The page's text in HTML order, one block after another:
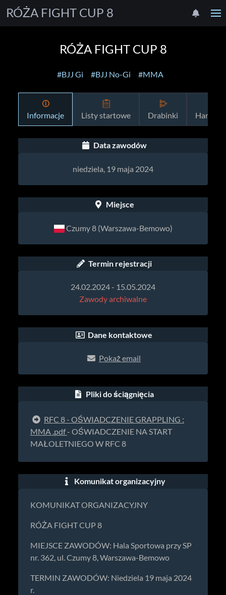
RÓŻA FIGHT CUP 8
RÓŻA FIGHT CUP 8
#BJJ Gi #BJJ No-Gi #MMA
Informacje Listy startowe Drabinki
Data zawodów
niedziela, 19 maja 2024
Miejsce
Czumy 8 (Warszawa-Bemowo)
Termin rejestracji
24.02.2024 - 15.05.2024
Zawody archiwalne
Dane kontaktowe
Pokaż email
Pliki do ściągnięcia
RFC 8 - OŚWIADCZENIE GRAPPLING :
MMA .pdf- OŚWIADCZENIE NA START
MAŁOLETNIEGO W RFC 8
Komunikat organizacyjny
KOMUNIKAT ORGANIZACYJNY
RÓŻA FIGHT CUP 8
MIEJSCE ZAWODÓW: Hala Sportowa przy SP
nr. 362, ul. Czumy 8, Warszawa-Bemowo
TERMIN ZAWODÓW: Niedziela 19 maja 2024
r.